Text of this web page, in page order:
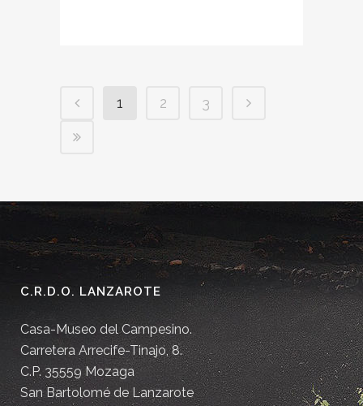
1 2 3
C.R.D.O. LANZAROTE
Casa-Museo del Campesino.
Carretera Arrecife-Tinajo, 8.
C.P. 35559 Mozaga
San Bartolomé de Lanzarote